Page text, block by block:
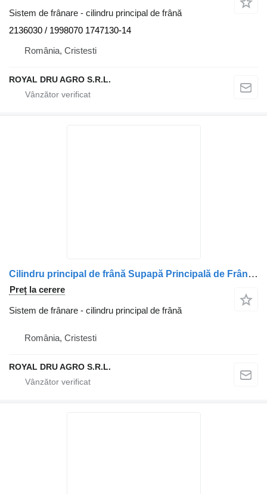
Sistem de frânare - cilindru principal de frână
2136030 / 1998070 1747130-14
România, Cristesti
ROYAL DRU AGRO S.R.L.
Cilindru principal de frână Supapă Principală de Frână pentru camion DAF 4800030340/1747130
Preț la cerere
Sistem de frânare - cilindru principal de frână
România, Cristesti
ROYAL DRU AGRO S.R.L.